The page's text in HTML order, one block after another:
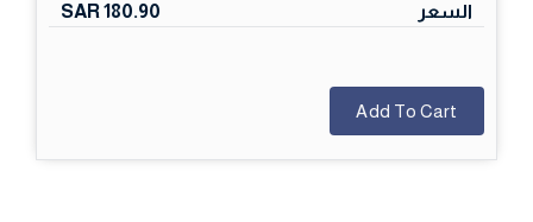
السعر SAR 180.90
Add To Cart